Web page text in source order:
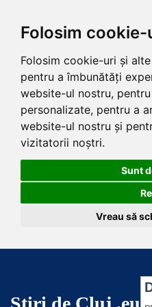
Folosim cookie-
Folosim cookie-uri și
pentru a îmbunătăți
website-ul nostru,
personalizate, pentru a
website-ul nostru și
vizitatorii noștri.
Sunt
Vreau să